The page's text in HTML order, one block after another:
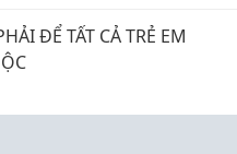
ĐỂ TẤT CẢ TRẺ EM